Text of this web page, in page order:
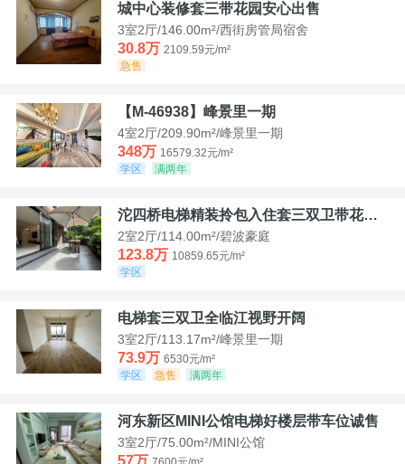
城中心装修套三带花园安心出售
3室2厅/146.00m²/西街房管局宿舍
30.8万 2109.59元/m²
急售
【M-46938】峰景里一期
4室2厅/209.90m²/峰景里一期
348万 16579.32元/m²
学区
满两年
沱四桥电梯精装拎包入住套三双卫带花园40平米带车位
2室2厅/114.00m²/碧波豪庭
123.8万 10859.65元/m²
学区
电梯套三双卫全临江视野开阔
3室2厅/113.17m²/峰景里一期
73.9万 6530元/m²
学区
急售 满两年
河东新区MINI公馆电梯好楼层带车位诚售
3室2厅/75.00m²/MINI公馆
57万